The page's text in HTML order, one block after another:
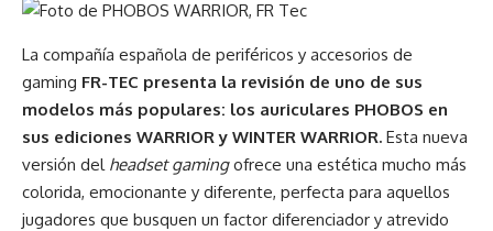
La compañía española de periféricos y accesorios de
gaming FR-TEC presenta la revisión de uno de sus
modelos más populares: los auriculares PHOBOS en
sus ediciones WARRIOR y WINTER WARRIOR. Esta nueva
versión del headset gamingofrece una estética mucho más
colorida, emocionante y diferente, perfecta para aquellos
jugadores que busquen un factor diferenciador y atrevido